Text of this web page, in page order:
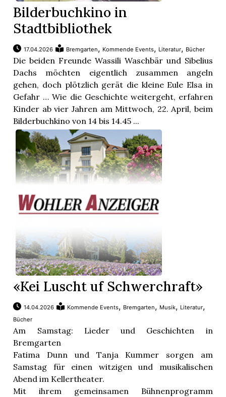
Bilderbuchkino in
Stadtbibliothek
17.04.2026 Bremgarten, Kommende Events, Literatur, Bücher
Die beiden Freunde Wassili Waschbär und Sibelius
Dachs möchten eigentlich zusammen angeln
gehen, doch plötzlich gerät die kleine Eule Elsa in
Gefahr … Wie die Geschichte weitergeht, erfahren
Kinder ab vier Jahren am Mittwoch, 22. April, beim
Bilderbuchkino von 14 bis 14.45 ...
«Kei Luscht uf Schwerchraft»
14.04.2026 Kommende Events, Bremgarten, Musik, Literatur,
Bücher
Am Samstag: Lieder und Geschichten in
Bremgarten
Fatima Dunn und Tanja Kummer sorgen am
Samstag für einen witzigen und musikalischen
Abend im Kellertheater.
Mit ihrem gemeinsamen Bühnenprogramm